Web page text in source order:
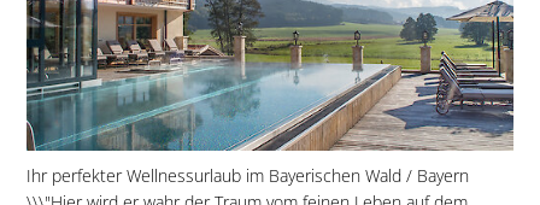
Ihr perfekter Wellnessurlaub im Bayerischen Wald / Bayern